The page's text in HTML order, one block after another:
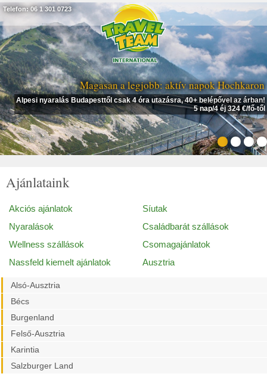
Magasan a legjobb: aktív napok Hochkaron
Alpesi nyaralás Budapesttől csak 4 óra utazásra, 40+ belépővel az árban!
5 nap/4 éj 324 €/fő-től
Telefon: 06 1 301 0723
Ajánlataink
Akciós ajánlatok
Síutak
Nyaralások
Családbarát szállások
Wellness szállások
Csomagajánlatok
Nassfeld kiemelt ajánlatok
Ausztria
Alsó-Ausztria
Bécs
Burgenland
Felső-Ausztria
Karintia
Salzburger Land